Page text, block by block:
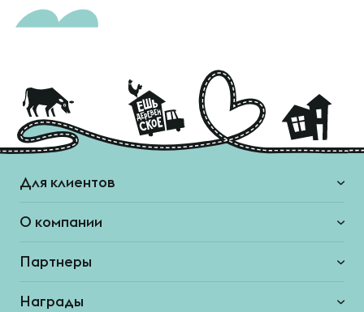
Для клиентов
О компании
Партнеры
Награды